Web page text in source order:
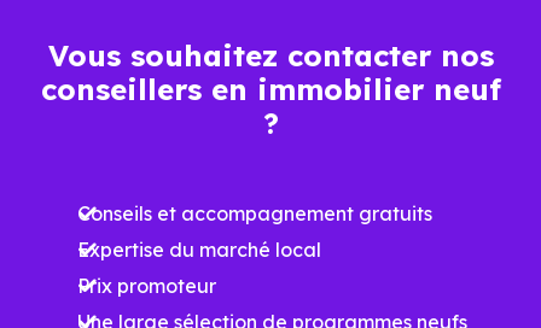
Ces prix varient selon la localisation dans la commune, la
d'explorer et de filtrer l'ensemble des programmes
disponibles à Domancy (74700) selon votre budget.
Le parc résidentiel de Domancy (74700) se compose de
Vous souhaitez contacter nos
conseillers en immobilier neuf
?
Conseils et accompagnement gratuits
Expertise du marché local
Prix promoteur
Une large sélection de programmes neufs